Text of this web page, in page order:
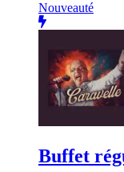
Nouveauté
Buffet